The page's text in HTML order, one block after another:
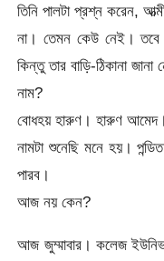
তিনি পালটা প্রশ্ন করেন,
না। তেমন কেউ নেই।
কিন্তু তার বাড়ি-ঠিকানা জানা
নাম?
বোধহয় হারুণ। হারুণ আমেদ।
নামটা শুনেছি মনে হয়।
পারব।
আজ নয় কেন?
আজ জুম্মাবার। কলেজ